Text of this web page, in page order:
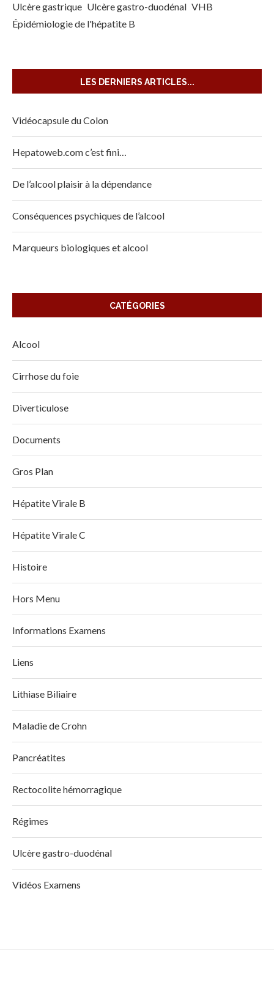
Ulcère gastrique Ulcère gastro-duodénal VHB
Épidémiologie de l'hépatite B
LES DERNIERS ARTICLES...
Vidéocapsule du Colon
Hepatoweb.com c’est fini…
De l’alcool plaisir à la dépendance
Conséquences psychiques de l’alcool
Marqueurs biologiques et alcool
CATÉGORIES
Alcool
Cirrhose du foie
Diverticulose
Documents
Gros Plan
Hépatite Virale B
Hépatite Virale C
Histoire
Hors Menu
Informations Examens
Liens
Lithiase Biliaire
Maladie de Crohn
Pancréatites
Rectocolite hémorragique
Régimes
Ulcère gastro-duodénal
Vidéos Examens